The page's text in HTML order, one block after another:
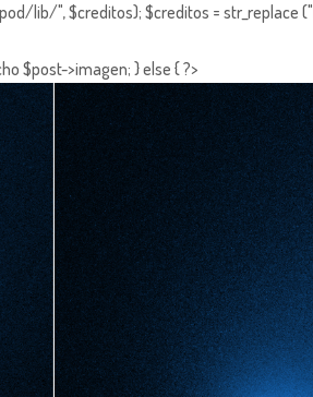
lib/", $creditos); $creditos = str_replace
$post->imagen; } else { ?>